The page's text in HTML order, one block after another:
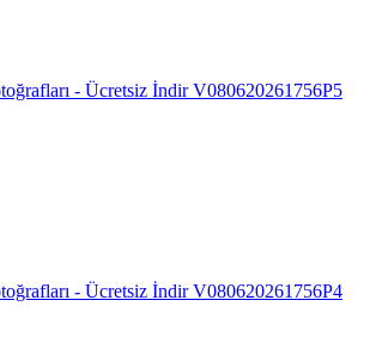
- Ücretsiz İndir V080620261756P5
- Ücretsiz İndir V080620261756P4